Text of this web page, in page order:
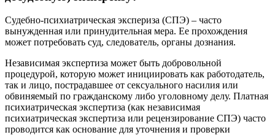
Судебно-психиатрическая экспериза (СПЭ) – часто
вынужденная или принудительная мера. Ее прохождения
может потребовать суд, следователь, органы дознания.
Независимая экспертиза может быть добровольной
процедурой, которую может инициировать как работодатель,
так и лицо, пострадавшее от сексуального насилия или
обвиняемый по гражданскому либо уголовному делу. Платная
психиатрическая экспертиза (как независимая
психиатрическая экспертиза или рецензирование СПЭ) часто
проводится как основание для уточнения и проверки